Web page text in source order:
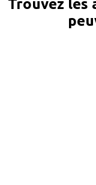
Trouvez les